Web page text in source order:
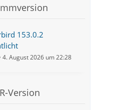
153.0.2
4. August 2026 um 22:28
Version